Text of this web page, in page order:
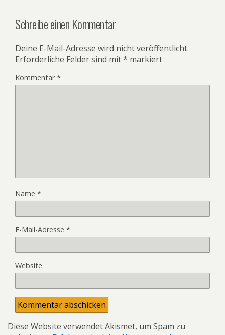
Schreibe einen Kommentar
Deine E-Mail-Adresse wird nicht veröffentlicht.
Erforderliche Felder sind mit* markiert
Kommentar*
Name *
E-Mail-Adresse *
Website
Diese Website verwendet Akismet, um Spam zu